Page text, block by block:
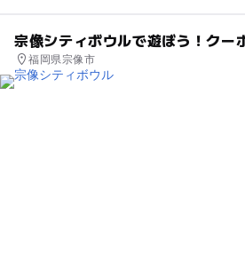
宗像シティボウルで遊ぼう！ク
福岡県宗像市